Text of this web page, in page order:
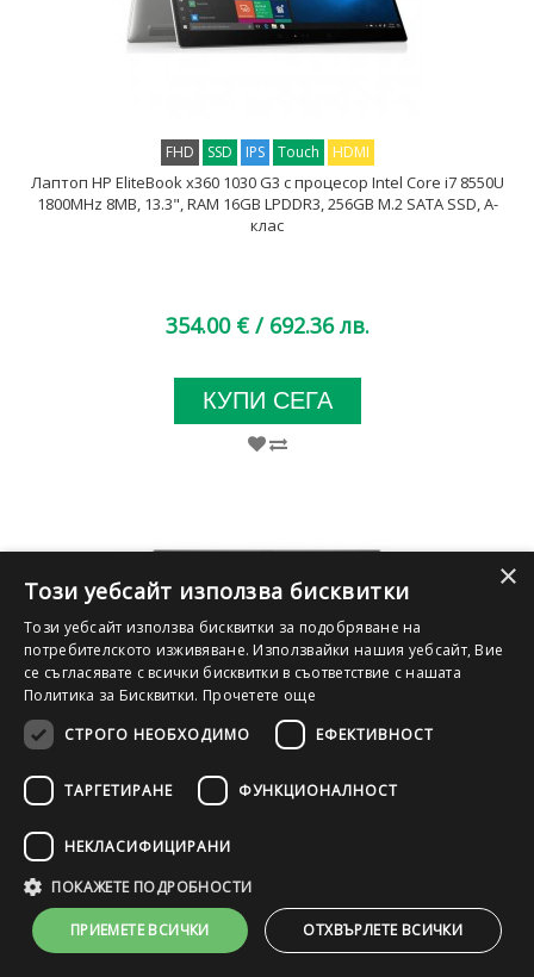
FHD SSD IPS Touch HDMI
Лаптоп HP EliteBook x360 1030 G3 с процесор Intel Core i7 8550U
1800MHz 8MB, 13.3", RAM 16GB LPDDR3, 256GB M.2 SATA SSD, A-
клас
354.00 € / 692.36 лв.
КУПИ СЕГА
FHD SSD
to 4.20GHz 8MB, 13.3", RAM 16GB So-Dimm DDR4, 256GB M.2
NVMe SSD, A- клас
×
Този уебсайт използва бисквитки
Този уебсайт използва бисквитки за подобряване на
потребителското изживяване. Използвайки нашия уебсайт, Вие
се съгласявате с всички бисквитки в съответствие с нашата
Политика за Бисквитки. Прочетете още
СТРОГО НЕОБХОДИМО
ЕФЕКТИВНОСТ
ТАРГЕТИРАНЕ ФУНКЦИОНАЛНОСТ
НЕКЛАСИФИЦИРАНИ
ПОКАЖЕТЕ ПОДРОБНОСТИ
ПРИЕМЕТЕ ВСИЧКИ ОТХВЪРЛЕТЕ ВСИЧКИ